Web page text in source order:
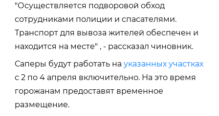
"Осуществляется подворовой обход
сотрудниками полиции и спасателями.
Транспорт для вывоза жителей обеспечен и
находится на месте" , - рассказал чиновник.
Саперы будут работать на указанных участках
с 2 по 4 апреля включительно. На это время
горожанам предоставят временное
размещение.